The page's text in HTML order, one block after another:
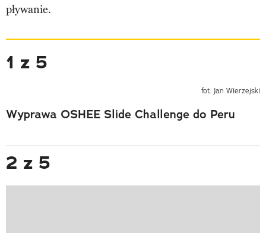
pływanie.
1 z 5
fot. Jan Wierzejski
Wyprawa OSHEE Slide Challenge do Peru
2 z 5